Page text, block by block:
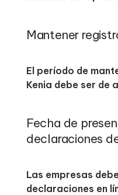
Mantener
El período de
Kenia debe ser de
Fecha de
declaraciones
Las empresas
declaraciones en